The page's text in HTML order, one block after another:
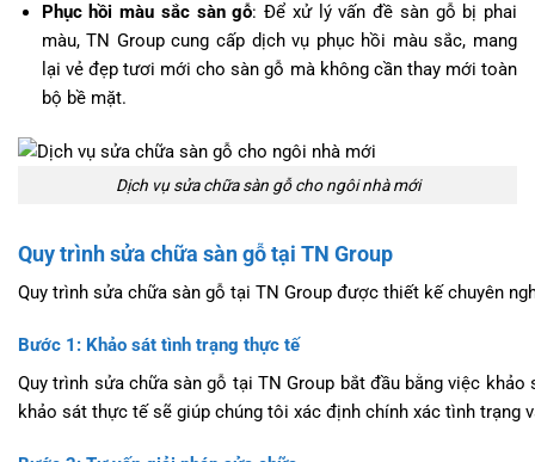
Phục hồi màu sắc sàn gỗ: Để xử lý vấn đề sàn gỗ bị phai
màu, TN Group cung cấp dịch vụ phục hồi màu sắc, mang
lại vẻ đẹp tươi mới cho sàn gỗ mà không cần thay mới toàn
bộ bề mặt.
Dịch vụ sửa chữa sàn gỗ cho ngôi nhà mới
Quy trình sửa chữa sàn gỗ tại TN Group
Quy trình sửa chữa sàn gỗ tại TN Group được thiết kế chuyên
Bước 1: Khảo sát tình trạng thực tế
Quy trình sửa chữa sàn gỗ tại TN Group bắt đầu bằng việc
khảo sát thực tế sẽ giúp chúng tôi xác định chính xác tình trạng